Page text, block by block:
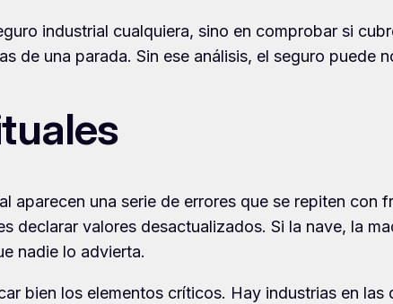
industrial cualquiera, sino en comprobar si
de una parada. Sin ese análisis, el seguro puede
aparecen una serie de errores que se repiten
declarar valores desactualizados. Si la nave, la
nadie lo advierta.
bien los elementos críticos. Hay industrias en